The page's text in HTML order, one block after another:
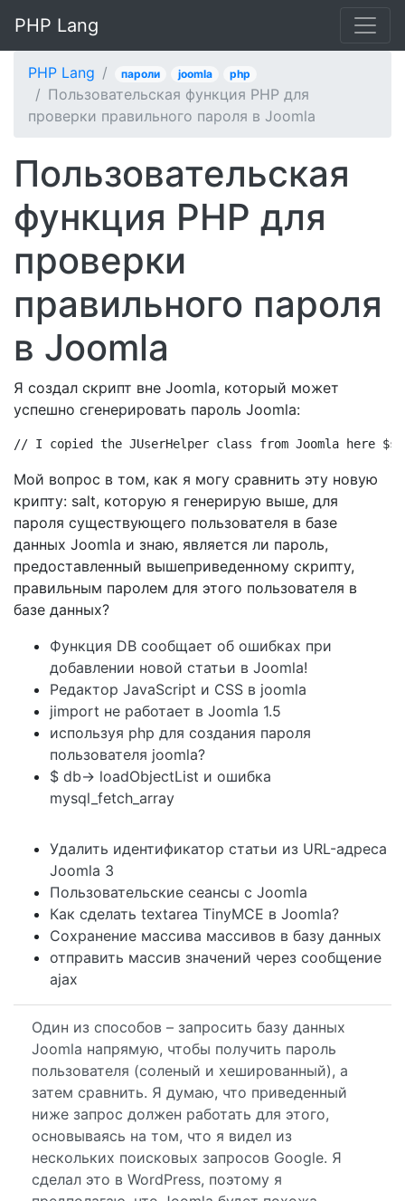
PHP Lang
PHP Lang пароли joomla php
Пользовательская функция PHP для
проверки правильного пароля в Joomla
Пользовательская
функция PHP для
проверки
правильного пароля
в Joomla
Я создал скрипт вне Joomla, который может
успешно сгенерировать пароль Joomla:
// I copied the JUserHelper class from Joomla here
Мой вопрос в том, как я могу сравнить эту новую
крипту: salt, которую я генерирую выше, для
пароля существующего пользователя в базе
данных Joomla и знаю, является ли пароль,
предоставленный вышеприведенному скрипту,
правильным паролем для этого пользователя в
базе данных?
Функция DB сообщает об ошибках при
добавлении новой статьи в Joomla!
Редактор JavaScript и CSS в joomla
jimport не работает в Joomla 1.5
используя php для создания пароля
пользователя joomla?
$ db-> loadObjectList и ошибка
mysql_fetch_array
Удалить идентификатор статьи из URL-адреса
Joomla 3
Пользовательские сеансы с Joomla
Как сделать textarea TinyMCE в Joomla?
Сохранение массива массивов в базу данных
отправить массив значений через сообщение
ajax
Один из способов – запросить базу данных
Joomla напрямую, чтобы получить пароль
пользователя (соленый и хешированный), а
затем сравнить. Я думаю, что приведенный
ниже запрос должен работать для этого,
основываясь на том, что я видел из
нескольких поисковых запросов Google. Я
сделал это в WordPress, поэтому я